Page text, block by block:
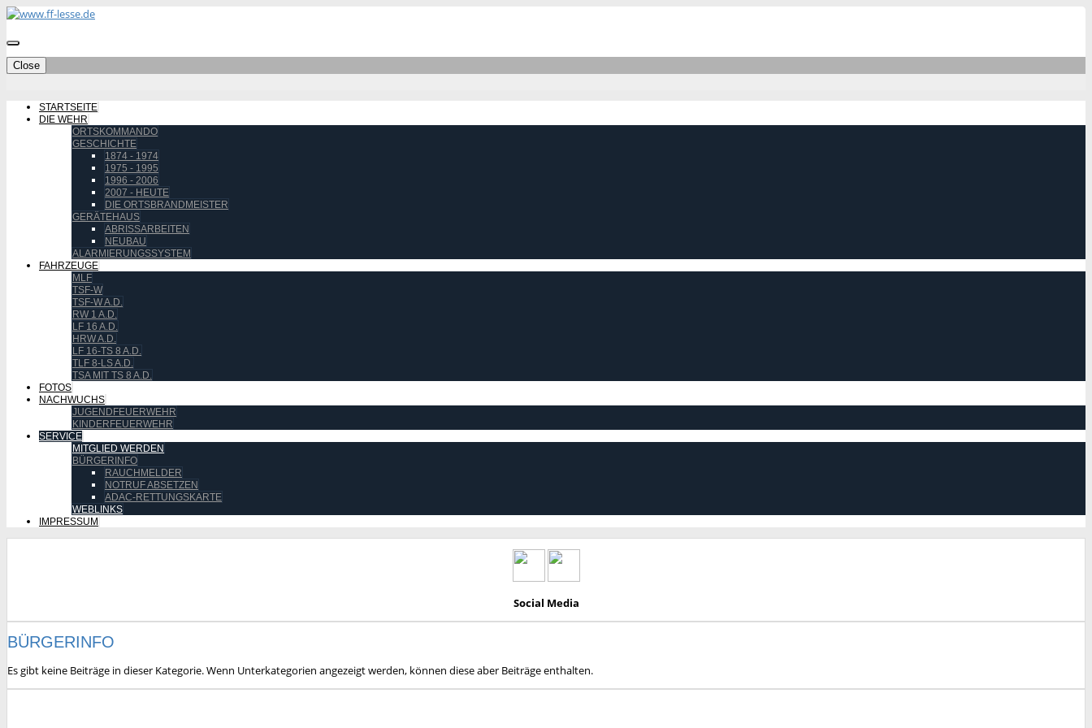
Close
STARTSEITE
DIE WEHR
ORTSKOMMANDO
GESCHICHTE
1874 - 1974
1975 - 1995
1996 - 2006
2007 - HEUTE
DIE ORTSBRANDMEISTER
GERÄTEHAUS
ABRISSARBEITEN
NEUBAU
ALARMIERUNGSSYSTEM
FAHRZEUGE
MLF
TSF-W
TSF-W A.D.
RW 1 A.D.
LF 16 A.D.
HRW A.D.
LF 16-TS 8 A.D.
TLF 8-LS A.D.
TSA MIT TS 8 A.D.
FOTOS
NACHWUCHS
JUGENDFEUERWEHR
KINDERFEUERWEHR
SERVICE
MITGLIED WERDEN
BÜRGERINFO
RAUCHMELDER
NOTRUF ABSETZEN
ADAC-RETTUNGSKARTE
WEBLINKS
IMPRESSUM
Social Media
BÜRGERINFO
Es gibt keine Beiträge in dieser Kategorie. Wenn Unterkategorien angezeigt werden, können diese aber Beiträge enthalten.